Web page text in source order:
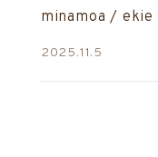
minamoa / ekie
2025.11.5